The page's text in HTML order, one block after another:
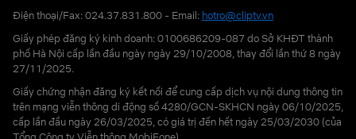
Điện thoại/Fax: 024.37.831.800 - Email: hotro@cliptv.vn
Giấy phép đăng ký kinh doanh: 0100686209-087 do Sở KHĐT thành
phố Hà Nội cấp lần đầu ngày ngày 29/10/2008, thay đổi lần thứ 8 ngày
27/11/2025.
Giấy chứng nhận đăng ký kết nối để cung cấp dịch vụ nội dung thông tin
trên mạng viễn thông di động số 4280/GCN-SKHCN ngày 06/10/2025,
cấp lần đầu ngày 26/03/2025, có giá trị đến hết ngày 25/03/2030 (của